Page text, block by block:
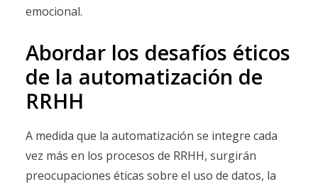
emocional.
Abordar los desafíos éticos
de la automatización de
RRHH
A medida que la automatización se integre cada
vez más en los procesos de RRHH, surgirán
preocupaciones éticas sobre el uso de datos, la